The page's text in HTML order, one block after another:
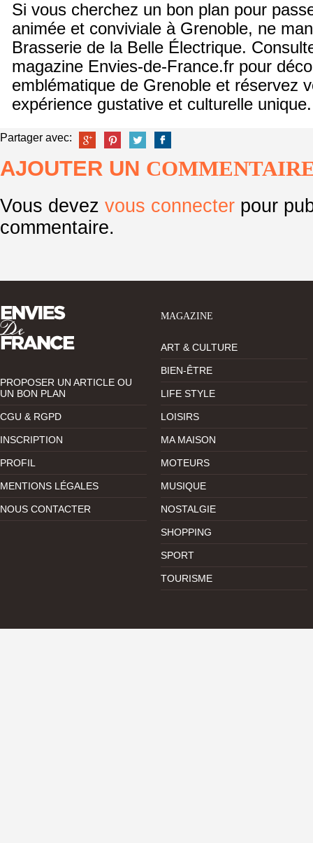
Si vous cherchez un bon plan pour
animée et conviviale à Grenoble, ne
Brasserie de la Belle Électrique.
magazine Envies-de-France.fr pour
emblématique de Grenoble et réservez
expérience gustative et culturelle unique.
Partager avec:
AJOUTER UN
Vous devez vous connecter pour
commentaire.
PROPOSER UN ARTICLE OU
UN BON PLAN
CGU & RGPD
INSCRIPTION
PROFIL
MENTIONS LÉGALES
NOUS CONTACTER
MAGAZINE
ART & CULTURE
BIEN-ÊTRE
LIFE STYLE
LOISIRS
MA MAISON
MOTEURS
MUSIQUE
NOSTALGIE
SHOPPING
SPORT
TOURISME